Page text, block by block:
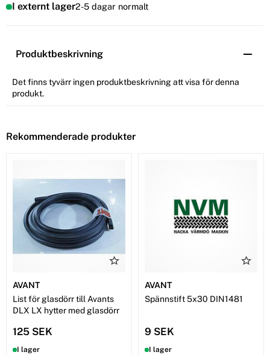
I externt lager2-5 dagar normalt
Produktbeskrivning
Det finns tyvärr ingen produktbeskrivning att visa för denna
produkt.
Rekommenderade produkter
AVANT
List för glasdörr till Avants
DLX LX hytter med glasdörr
125 SEK
I lager
AVANT
Spännstift 5x30 DIN1481
9 SEK
I lager